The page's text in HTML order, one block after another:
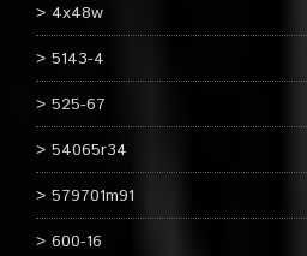
4x48w
5143-4
525-67
54065r34
579701m91
600-16